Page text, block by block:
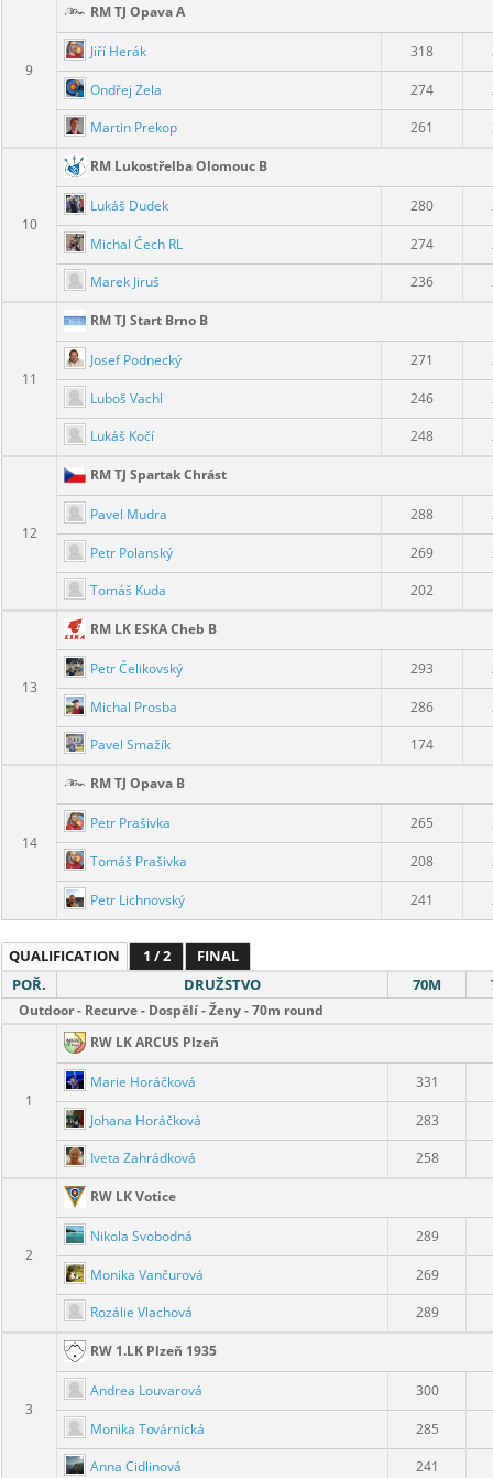
9
RM TJ Opava A
Jiří Herák 318
Ondřej Zela 274
Martin Prekop
261
10
RM Lukostřelba Olomouc B
Lukáš Dudek 280
Michal Čech RL 274
Marek Jiruš
236
11
RM TJ Start Brno B
Josef Podnecký 271
Luboš Vachl 246
Lukáš Kočí
248
12
RM TJ Spartak Chrást
Pavel Mudra 288
Petr Polanský 269
Tomáš Kuda
202
13
RM LK ESKA Cheb B
Petr Čelikovský 293
Michal Prosba 286
Pavel Smažík
174
14
RM TJ Opava B
Petr Prašivka 265
Tomáš Prašivka 208
Petr Lichnovský 241
QUALIFICATION 1 / 2
FINAL
POŘ.
DRUŽSTVO 70M
Outdoor - Recurve - Dospělí - Ženy - 70m round
1
RW LK ARCUS Plzeň
Marie Horáčková 331
Johana Horáčková
283
Iveta Zahrádková
258
2
RW LK Votice
Nikola Svobodná 289
Monika Vančurová
269
Rozálie Vlachová
289
3
RW 1.LK Plzeň 1935
Andrea Louvarová 300
Monika Továrnická
285
Anna Cidlinová
241